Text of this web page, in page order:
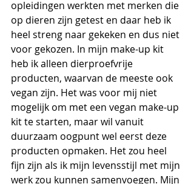
opleidingen werkten met merken die
op dieren zijn getest en daar heb ik
heel streng naar gekeken en dus niet
voor gekozen. In mijn make-up kit
heb ik alleen dierproefvrije
producten, waarvan de meeste ook
vegan zijn. Het was voor mij niet
mogelijk om met een vegan make-up
kit te starten, maar wil vanuit
duurzaam oogpunt wel eerst deze
producten opmaken. Het zou heel
fijn zijn als ik mijn levensstijl met mijn
werk zou kunnen samenvoegen. Mijn